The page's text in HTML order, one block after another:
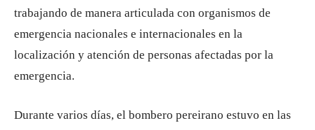
trabajando de manera articulada con organismos de
emergencia nacionales e internacionales en la
localización y atención de personas afectadas por la
emergencia.
Durante varios días, el bombero pereirano estuvo en las